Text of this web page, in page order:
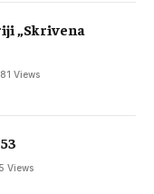
„Skrivena
Views
Views